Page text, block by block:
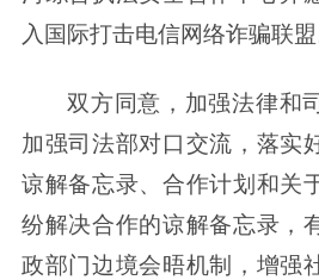
入国际打击电信网络诈骗联盟
双方同意，加强法律和
加强司法部对口交流，落实
谅解备忘录、合作计划和关
纷解决合作的谅解备忘录，
政部门边境会晤机制，增强